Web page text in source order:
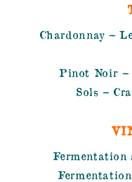
Chardonnay –
Pinot Noir –
Sols –
Fermentation